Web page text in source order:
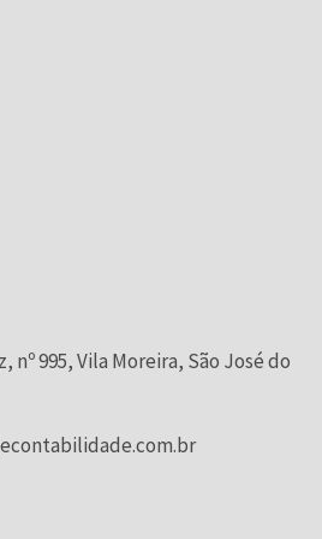
nº 995, Vila Moreira, São José do